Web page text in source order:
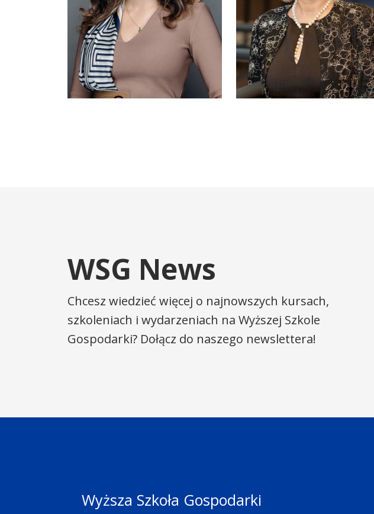
WSG News
Chcesz wiedzieć więcej o najnowszych kursach,
szkoleniach i wydarzeniach na Wyższej Szkole
Gospodarki? Dołącz do naszego newslettera!
Wyższa Szkoła Gospodarki